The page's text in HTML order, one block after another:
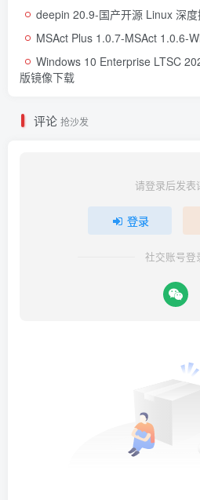
deepin 20.9-国产开源 Linux 深
MSAct Plus 1.0.7-MSAct 1.0.6-
Windows 10 Enterprise LTSC
版镜像下载
评论 抢沙发
请登录后发表
登录
社交账号登